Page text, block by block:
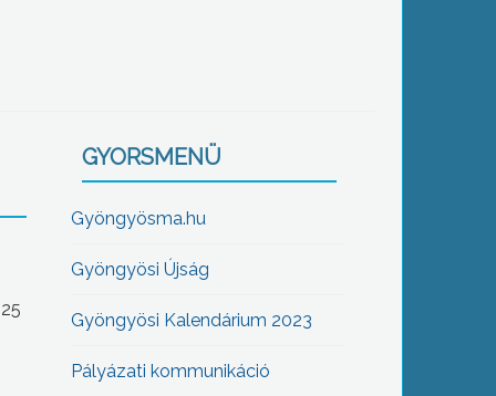
GYORSMENÜ
Gyöngyösma.hu
Gyöngyösi Újság
Gyöngyösi Kalendárium 2023
Pályázati kommunikáció